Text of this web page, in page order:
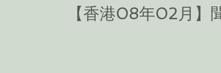
【香港08年02月】